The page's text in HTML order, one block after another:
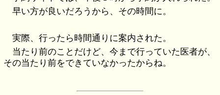
早い方が良いだろうから、その時間に。
実際、行ったら時間通りに案内された。
当たり前のことだけど、今まで行っていた医者が、
その当たり前をできていなかったからね。